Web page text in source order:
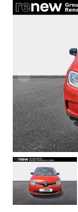
LIGIER
DU